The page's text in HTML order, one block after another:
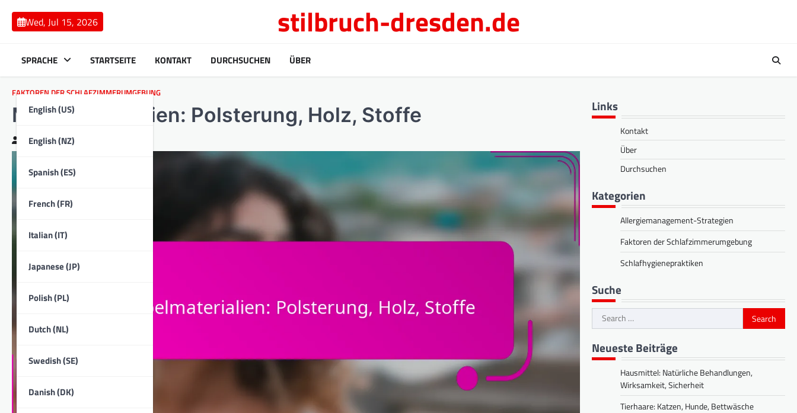
content
Wed, Jul 15, 2026 stilbruch-dresden.de
SPRACHE
English (US)
English (NZ)
Spanish (ES)
French (FR)
Italian (IT)
Japanese (JP)
Polish (PL)
Dutch (NL)
Swedish (SE)
Danish (DK)
STARTSEITE KONTAKT DURCHSUCHEN ÜBER
FAKTOREN DER SCHLAFZIMMERUMGEBUNG
Möbelmaterialien: Polsterung, Holz, Stoffe
Clara Bennett
Links
Kontakt
Über
Durchsuchen
Kategorien
Allergiemanagement-Strategien
Faktoren der Schlafzimmerumgebung
Schlafhygienepraktiken
Suche
Search
for:
Neueste Beiträge
Hausmittel: Natürliche Behandlungen,
Wirksamkeit, Sicherheit
Tierhaare: Katzen, Hunde, Bettwäsche